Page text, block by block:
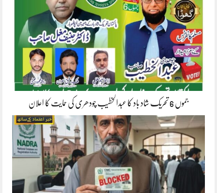
جموں 6 تحریک شاد باد کا عبدالخطیب چودھری کی حمایت کا اعلان